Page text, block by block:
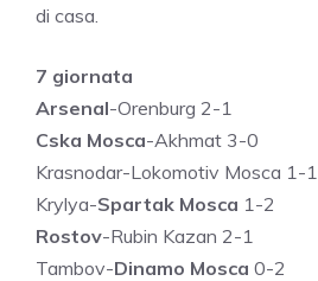
di casa.
7 giornata
Arsenal-Orenburg 2-1
Cska Mosca-Akhmat 3-0
Krasnodar-Lokomotiv Mosca 1-1
Krylya-Spartak Mosca 1-2
Rostov-Rubin Kazan 2-1
Tambov-Dinamo Mosca 0-2